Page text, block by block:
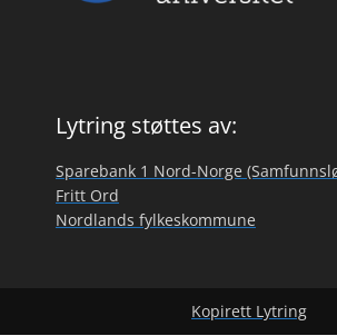
Lytring støttes av:
Sparebank 1 Nord-Norge
Fritt Ord
Nordlands fylkeskommune
Kopirett Lytring